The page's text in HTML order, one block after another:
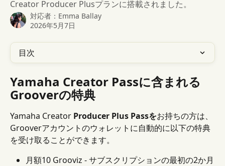
Creator Producer Plusプランに搭載されました。
対応者： Emma Ballay
2026年5月7日
目次
Yamaha Creator Passに含まれる
Grooverの特典
Yamaha Creator Producer Plus Passをお持ちの方は、
Grooverアカウントのウォレットに自動的に以下の特典
を受け取ることができます。
月額10 Grooviz - サブスクリプションの最初の2か月